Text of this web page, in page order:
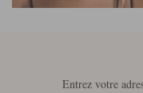
Entrez votre